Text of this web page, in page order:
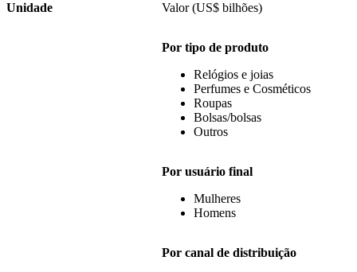
Unidade Valor (US$ bilhões)
Por tipo de produto
Relógios e joias
Perfumes e Cosméticos
Roupas
Bolsas/bolsas
Outros
Por usuário final
Mulheres
Homens
Por canal de distribuição